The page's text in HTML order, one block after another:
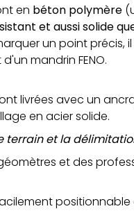
en béton polymère
et aussi solide
un point précis,
mandrin FENO.
livrées avec un
en acier solide.
terrain et la
et des